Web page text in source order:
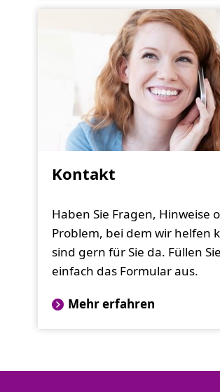
Kontakt
Haben Sie Fragen, Hinweise
Problem, bei dem wir helfen
sind gern für Sie da. Füllen
einfach das Formular aus.
Mehr erfahren